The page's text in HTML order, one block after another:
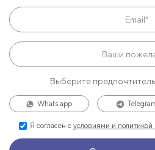
Выберите
Whats app
Я согласен с условиями и политикой